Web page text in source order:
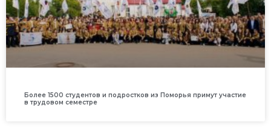
Более 1500 студентов и подростков из Поморья примут участие
в трудовом семестре